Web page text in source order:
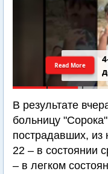
Read More
В результате
больницу
пострадавших, из
22 – в состоянии
– в легком